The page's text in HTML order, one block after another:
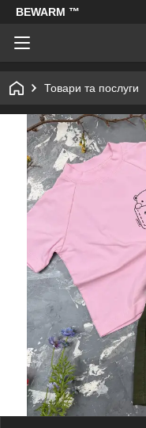
BEWARM ™
Товари та послуги